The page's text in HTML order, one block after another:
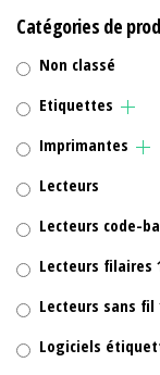
Catégories de
Non classé
Etiquettes
Imprimantes
Lecteurs
Lecteurs code-
Lecteurs filaires
Lecteurs sans fil
Logiciels